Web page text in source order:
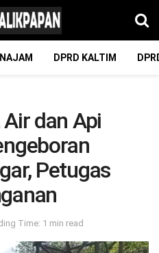
DPRD KALTIM
dan Api
Petugas
Time: 1 min read